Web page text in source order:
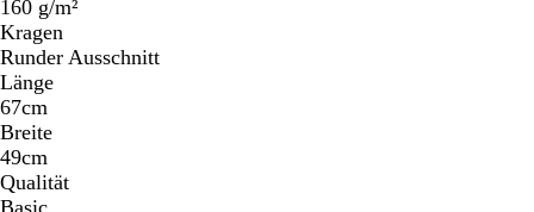
160 g/m²
Kragen
Runder Ausschnitt
Länge
67cm
Breite
49cm
Qualität